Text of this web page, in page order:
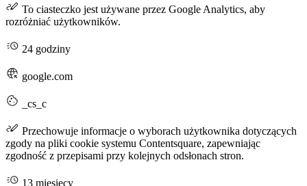
To ciasteczko jest używane przez Google Analytics, aby
rozróżniać użytkowników.
24 godziny
google.com
_cs_c
Przechowuje informacje o wyborach użytkownika dotyczących
zgody na pliki cookie systemu Contentsquare, zapewniając
zgodność z przepisami przy kolejnych odsłonach stron.
13 miesięcy